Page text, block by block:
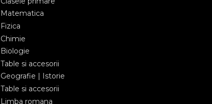
Matematica
Fizica
Chimie
Biologie
Table si accesorii
Geografie | Istorie
Table si accesorii
Limba romana